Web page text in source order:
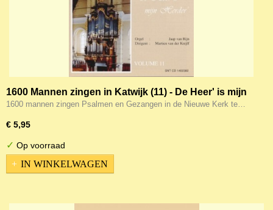
1600 Mannen zingen in Katwijk (11) - De Heer' is mijn
Herder
1600 mannen zingen Psalmen en Gezangen in de Nieuwe Kerk te…
€ 5,95
✓ Op voorraad
IN WINKELWAGEN